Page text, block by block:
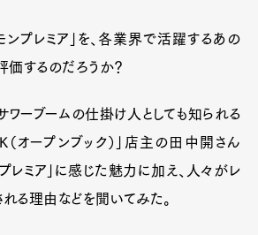
ンプレミア」を、各業界で活躍するあの
価するのだろうか？
ワーブームの仕掛け人としても知られる
オープンブック）」店主の田中開さん
プレミア」に感じた魅力に加え、人々がレ
る理由などを聞いてみた。